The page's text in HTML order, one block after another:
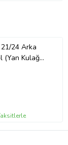
24 Arka
(Yan Kulağa